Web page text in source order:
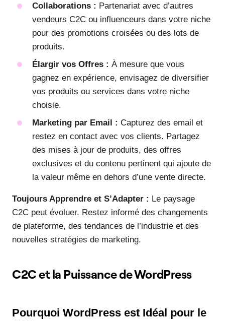
Collaborations : Partenariat avec d’autres
vendeurs C2C ou influenceurs dans votre niche
pour des promotions croisées ou des lots de
produits.
Élargir vos Offres : À mesure que vous
gagnez en expérience, envisagez de diversifier
vos produits ou services dans votre niche
choisie.
Marketing par Email : Capturez des email et
restez en contact avec vos clients. Partagez
des mises à jour de produits, des offres
exclusives et du contenu pertinent qui ajoute de
la valeur même en dehors d’une vente directe.
Toujours Apprendre et S’Adapter : Le paysage
C2C peut évoluer. Restez informé des changements
de plateforme, des tendances de l’industrie et des
nouvelles stratégies de marketing.
C2C et la Puissance de WordPress
Pourquoi WordPress est Idéal pour le